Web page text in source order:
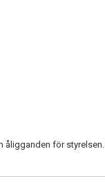
åligganden för styrelsen.